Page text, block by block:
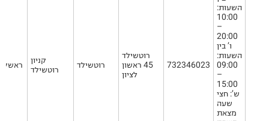
קניון
רוטשילד
רוטשילד
רוטשילד
45 ראשון
לציון
732346023
השעות:
10:00
–
20:00
ו’ בין
השעות:
09:00
–
15:00
ש’: חצי
שעה
מצאת